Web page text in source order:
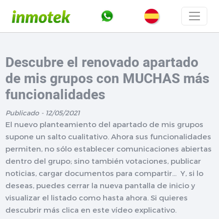
Descubre el renovado apartado
de mis grupos con MUCHAS más
funcionalidades
Publicado - 12/05/2021
El nuevo planteamiento del apartado de mis grupos
supone un salto cualitativo. Ahora sus funcionalidades
permiten, no sólo establecer comunicaciones abiertas
dentro del grupo; sino también votaciones, publicar
noticias, cargar documentos para compartir... Y, si lo
deseas, puedes cerrar la nueva pantalla de inicio y
visualizar el listado como hasta ahora. Si quieres
descubrir más clica en este vídeo explicativo.